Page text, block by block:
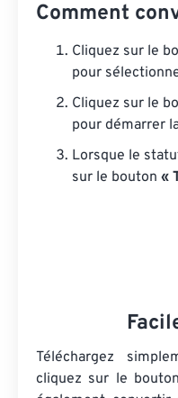
Comment
Cliquez sur le
pour
Cliquez sur le
pour démarrer
Lorsque le
sur le bouton «
Téléchargez
cliquez sur le